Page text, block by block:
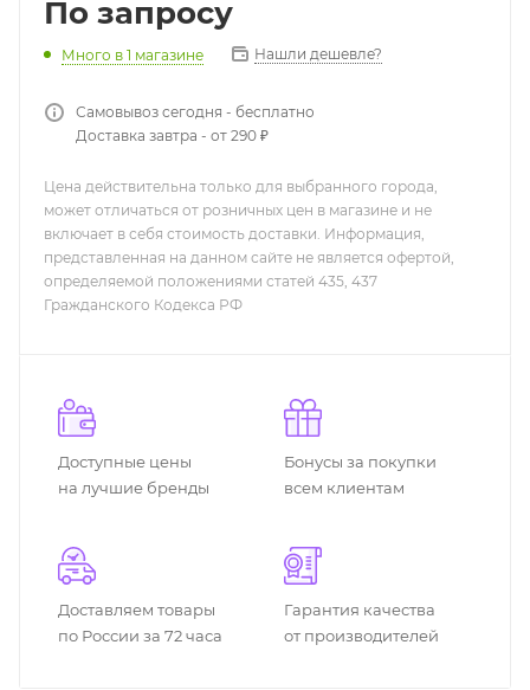
По запросу
Много в 1 магазине Нашли дешевле?
Самовывоз сегодня - бесплатно
Доставка завтра - от 290 ₽
Цена действительна только для выбранного города,
может отличаться от розничных цен в магазине и не
включает в себя стоимость доставки. Информация,
представленная на данном сайте не является офертой,
определяемой положениями статей 435, 437
Гражданского Кодекса РФ
Доступные цены
на лучшие бренды
Бонусы за покупки
всем клиентам
Доставляем товары
по России за 72 часа
Гарантия качества
от производителей